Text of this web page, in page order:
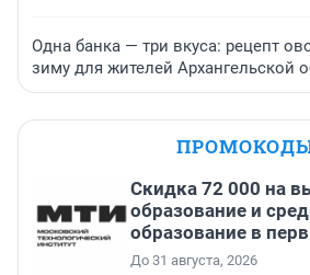
Одна банка — три вкуса: рецепт
зиму для жителей Архангельской
Скидка 72 000 на
образование и
образование в
До 31 августа, 2026